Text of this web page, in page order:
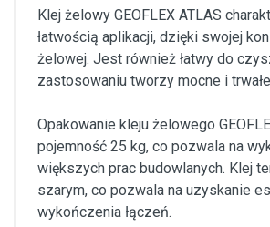
Klej żelowy GEOFLEX ATLAS
łatwością aplikacji, dzięki swojej
żelowej. Jest również łatwy do
zastosowaniu tworzy mocne i
Opakowanie kleju żelowego
pojemność 25 kg, co pozwala na
większych prac budowlanych. Klej
szarym, co pozwala na uzyskanie
wykończenia łączeń.